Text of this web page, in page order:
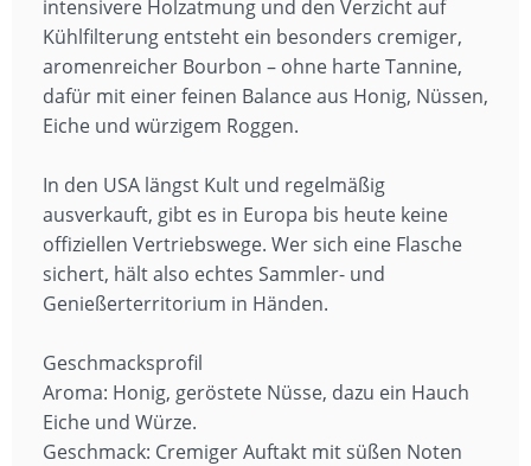
intensivere Holzatmung und den Verzicht auf
Kühlfilterung entsteht ein besonders cremiger,
aromenreicher Bourbon – ohne harte Tannine,
dafür mit einer feinen Balance aus Honig, Nüssen,
Eiche und würzigem Roggen.
In den USA längst Kult und regelmäßig
ausverkauft, gibt es in Europa bis heute keine
offiziellen Vertriebswege. Wer sich eine Flasche
sichert, hält also echtes Sammler- und
Genießerterritorium in Händen.
Geschmacksprofil
Aroma: Honig, geröstete Nüsse, dazu ein Hauch
Eiche und Würze.
Geschmack: Cremiger Auftakt mit süßen Noten